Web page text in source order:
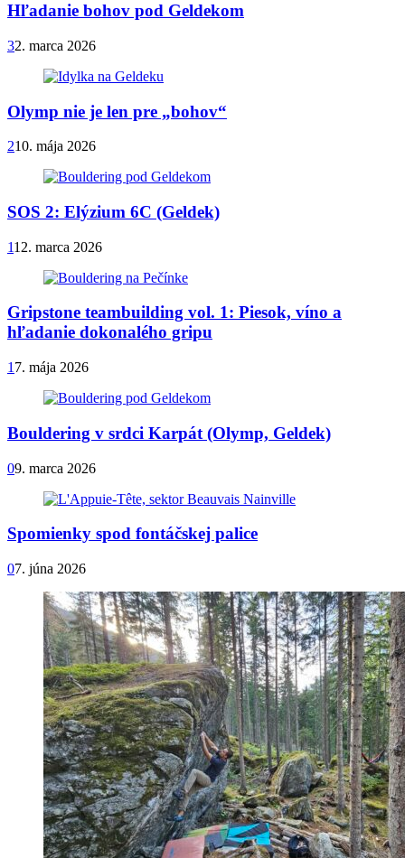
Hľadanie bohov pod Geldekom
32. marca 2026
Olymp nie je len pre „bohov“
210. mája 2026
SOS 2: Elýzium 6C (Geldek)
112. marca 2026
Gripstone teambuilding vol. 1: Piesok, víno a
hľadanie dokonalého gripu
1 7. mája 2026
Bouldering v srdci Karpát (Olymp, Geldek)
09. marca 2026
Spomienky spod fontáčskej palice
07. júna 2026